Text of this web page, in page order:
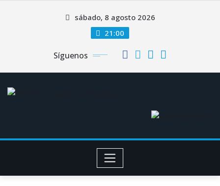
sábado, 8 agosto 2026
21:00
Síguenos